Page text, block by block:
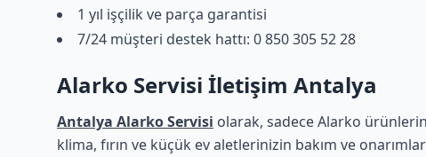
1 yıl işçilik ve parça garantisi
7/24 müşteri destek hattı: 0 850 305 52 28
Alarko Servisi İletişim Antalya
Antalya Alarko Servisi olarak, sadece Alarko
klima, fırın ve küçük ev aletlerinizin bakım ve